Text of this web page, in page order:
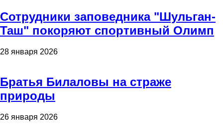
Сотрудники заповедника "Шульган-
Таш" покоряют спортивный Олимп
28 января 2026
Братья Билаловы на страже
природы
26 января 2026